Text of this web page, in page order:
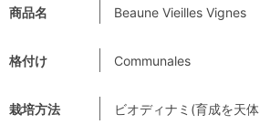
商品名 Beaune Vieilles Vignes
格付け Communales
栽培方法 ビオディナミ(育成を天